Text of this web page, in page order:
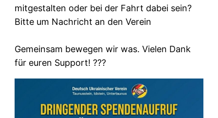
mitgestalten oder bei der Fahrt dabei sein?
Bitte um Nachricht an den Verein
Gemeinsam bewegen wir was. Vielen Dank
für euren Support! ???